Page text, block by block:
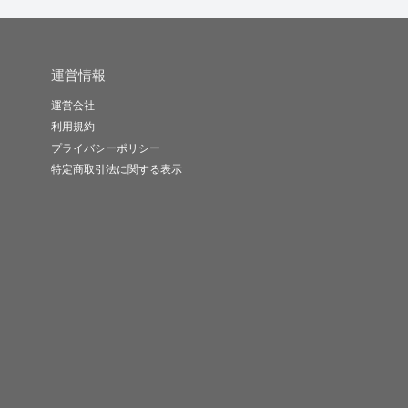
運営情報
運営会社
利用規約
プライバシーポリシー
特定商取引法に関する表示